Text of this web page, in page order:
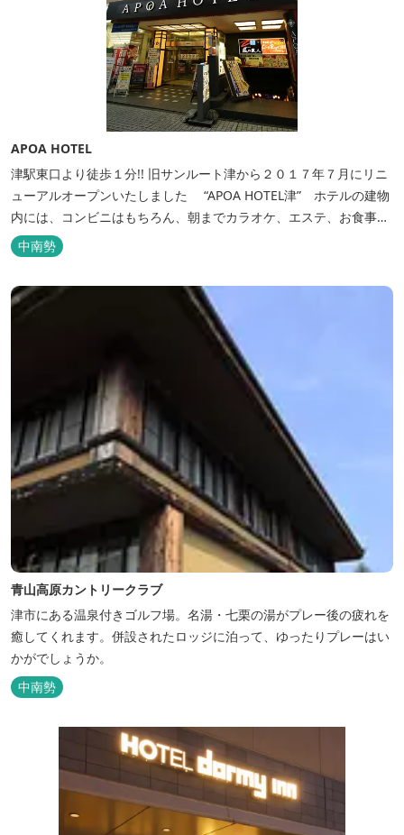
APOA HOTEL
津駅東口より徒歩１分!! 旧サンルート津から２０１７年７月にリニ
ューアルオープンいたしました “APOA HOTEL津” ホテルの建物
内には、コンビニはもちろん、朝までカラオケ、エステ、お食事も
いろいろなジャンルが楽しめます。 ホテル内施設 地下…創作料
理“舞の華” 居酒屋“風の蔵人” 居酒屋“居酒屋ならここが安いぜっ”
１階…コンビニエンスストア“ローソン” 和食“いせもん本店”...
中南勢
青山高原カントリークラブ
津市にある温泉付きゴルフ場。名湯・七栗の湯がプレー後の疲れを
癒してくれます。併設されたロッジに泊って、ゆったりプレーはい
かがでしょうか。
中南勢